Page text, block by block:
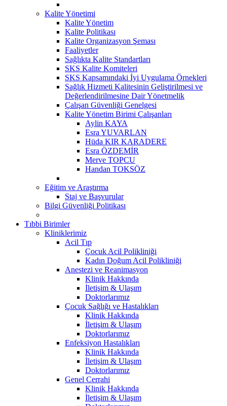
Kalite Yönetimi
Kalite Yönetim
Kalite Politikası
Kalite Organizasyon Şeması
Faaliyetler
Sağlıkta Kalite Standartları
SKS Kalite Komiteleri
SKS Kapsamındaki İyi Uygulama Örnekleri
Sağlık Hizmeti Kalitesinin Geliştirilmesi ve
Değerlendirilmesine Dair Yönetmelik
Çalışan Güvenliği Genelgesi
Kalite Yönetim Birimi Çalışanları
Aylin KAYA
Esra YUVARLAN
Hüda KIR KARADERE
Esra ÖZDEMİR
Merve TOPCU
Handan TOKSÖZ
Eğitim ve Araştırma
Staj ve Başvurular
Bilgi Güvenliği Politikası
Tıbbi Birimler
Kliniklerimiz
Acil Tıp
Çocuk Acil Polikliniği
Kadın Doğum Acil Polikliniği
Anestezi ve Reanimasyon
Klinik Hakkında
İletişim & Ulaşım
Doktorlarımız
Çocuk Sağlığı ve Hastalıkları
Klinik Hakkında
İletişim & Ulaşım
Doktorlarımız
Enfeksiyon Hastalıkları
Klinik Hakkında
İletişim & Ulaşım
Doktorlarımız
Genel Cerrahi
Klinik Hakkında
İletişim & Ulaşım